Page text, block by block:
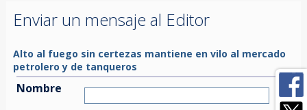
Enviar un mensaje al Editor
Alto al fuego sin certezas mantiene en vilo al mercado
petrolero y de tanqueros
Nombre